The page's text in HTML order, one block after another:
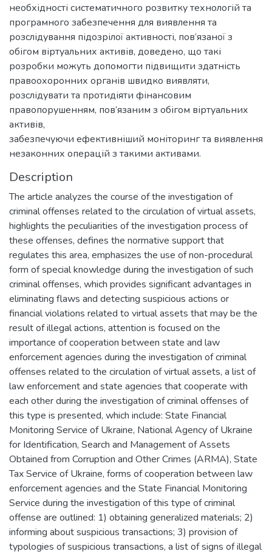
необхідності систематичного розвитку технологій та
програмного забезпечення для виявлення та
розслідування підозрілої активності, пов’язаної з
обігом віртуальних активів, доведено, що такі
розробки можуть допомогти підвищити здатність
правоохоронних органів швидко виявляти,
розслідувати та протидіяти фінансовим
правопорушенням, пов’язаним з обігом віртуальних
активів,
забезпечуючи ефективніший моніторинг та виявлення
незаконних операцій з такими активами.
Description
The article analyzes the course of the investigation of
criminal offenses related to the circulation of virtual assets,
highlights the peculiarities of the investigation process of
these offenses, defines the normative support that
regulates this area, emphasizes the use of non-procedural
form of special knowledge during the investigation of such
criminal offenses, which provides significant advantages in
eliminating flaws and detecting suspicious actions or
financial violations related to virtual assets that may be the
result of illegal actions, attention is focused on the
importance of cooperation between state and law
enforcement agencies during the investigation of criminal
offenses related to the circulation of virtual assets, a list of
law enforcement and state agencies that cooperate with
each other during the investigation of criminal offenses of
this type is presented, which include: State Financial
Monitoring Service of Ukraine, National Agency of Ukraine
for Identification, Search and Management of Assets
Obtained from Corruption and Other Crimes (ARMA), State
Tax Service of Ukraine, forms of cooperation between law
enforcement agencies and the State Financial Monitoring
Service during the investigation of this type of criminal
offense are outlined: 1) obtaining generalized materials; 2)
informing about suspicious transactions; 3) provision of
typologies of suspicious transactions, a list of signs of illegal